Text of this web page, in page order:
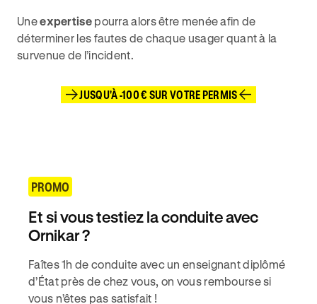
Uneexpertisepourra alors être menée afin de
déterminer les fautes de chaque usager quant à la
survenue de l’incident.
JUSQU'À -100 € SUR VOTRE PERMIS
PROMO
Et si vous testiez la conduite avec
Ornikar ?
Faîtes 1h de conduite avec un enseignant diplômé
d’État près de chez vous, on vous rembourse si
vous n’êtes pas satisfait !